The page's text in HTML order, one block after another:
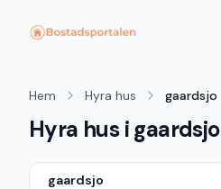
Hem Hyra hus gaardsjo
Hyra hus i gaardsjo
gaardsjo